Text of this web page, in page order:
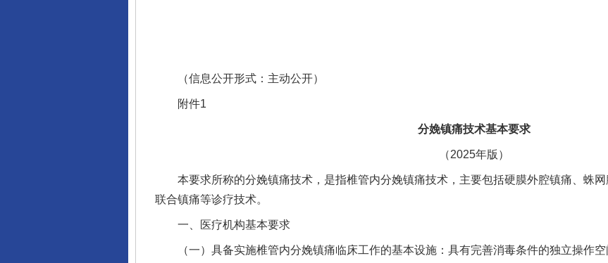
（信息公开形式：主动公开）
附件1
分娩镇痛技术基本要求
（2025年版）
本要求所称的分娩镇痛技术，是指椎管内分娩镇痛技术，主要包括硬膜外腔镇痛、蛛
联合镇痛等诊疗技术。
一、医疗机构基本要求
（一）具备实施椎管内分娩镇痛临床工作的基本设施：具有完善消毒条件的独立操作空